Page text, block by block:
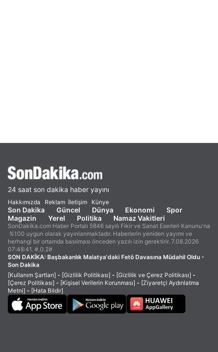
24 saat son dakika haber yayını
Hakkımızda Reklam İletişim Künye
Son Dakika Güncel Dünya Ekonomi
Spor
Magazin
Yerel Politika Namaz Vakitleri
SonDakika.com Haber Portalı 5846 sayılı Fikir ve Sanat Eserleri Kanunu'na
%100 uygun olarak yayınlanmaktadır. Haberlerin yeniden yayımı ve
herhangi bir ortamda basılması önceden yazılı izin gerektirir. 7.08.2026
07:48:41. #.0.2#
SON DAKİKA: Başbakanlık Malatya'daki Fetö Davasına Müdahil Oldu -
Son Dakika
[Kullanım Şartları] - [Gizlilik Politikası] - [Gizlilik ve Çerez Politikası] -
[Çerez Politikası] - [Kişisel Verilerin Korunması] - [Ziyaretçi Aydınlatma
Metni] - [Hata Bildir]